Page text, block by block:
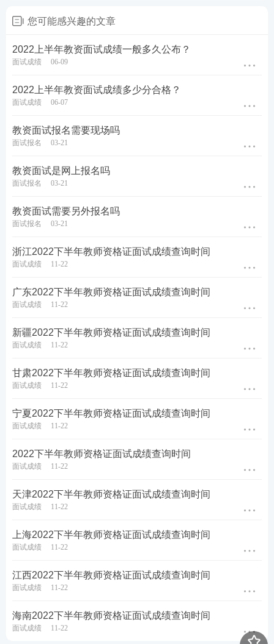
您可能感兴趣的文章
2022上半年教资面试成绩一般多久公布？
面试成绩 06-09
2022上半年教资面试成绩多少分合格？
面试成绩 06-07
教资面试报名需要现场吗
面试报名 03-21
教资面试是网上报名吗
面试报名 03-21
教资面试需要另外报名吗
面试报名 03-21
浙江2022下半年教师资格证面试成绩查询时间
面试成绩 11-22
广东2022下半年教师资格证面试成绩查询时间
面试成绩 11-22
新疆2022下半年教师资格证面试成绩查询时间
面试成绩 11-22
甘肃2022下半年教师资格证面试成绩查询时间
面试成绩 11-22
宁夏2022下半年教师资格证面试成绩查询时间
面试成绩 11-22
2022下半年教师资格证面试成绩查询时间
面试成绩 11-22
天津2022下半年教师资格证面试成绩查询时间
面试成绩 11-22
上海2022下半年教师资格证面试成绩查询时间
面试成绩 11-22
江西2022下半年教师资格证面试成绩查询时间
面试成绩 11-22
海南2022下半年教师资格证面试成绩查询时间
面试成绩 11-22